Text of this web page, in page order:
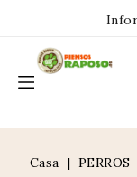
Casa PERROS